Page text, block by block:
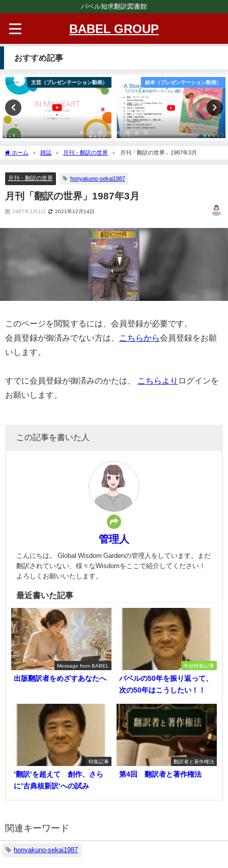
バベル知求翻訳図書館
BABEL GROUP
おすすめ記事
文芸（プレゼンテーション動画） 絵本（プレゼンテーション動画）
ホーム 雑誌 月刊・翻訳の世界 月刊「翻訳の世界」1987年3月
月刊・翻訳の世界 honyakuno-sekai1987
月刊「翻訳の世界」1987年3月
1987年3月1日 2021年12月14日
このページを閲覧するには、会員登録が必要です。
会員登録が御済みでない方は、
こちらから会員登録をお願
いします。
すでに会員登録が御済みのかたは、 こちらより ログインを
お願いします。
この記事を書いた人
管理人
こんにちは。 Global Wisdom Gardenの管理人をしています。まだ
翻訳されていない、様々なWisdomをここで紹介してください！
よろしくお願いいたします。
最近書いた記事
Message from BABEL
出版翻訳者をめざすあなたへ
年始特集記事
バベルの50年を振り返って、
次の50年はこうしたい！！
特集記事
’翻訳’を超えて 創作、さら
に’古典核新訳‘への試み
翻訳者と著作権法
第4回 翻訳者と著作権法
関連キーワード
honyakuno-sekai1987